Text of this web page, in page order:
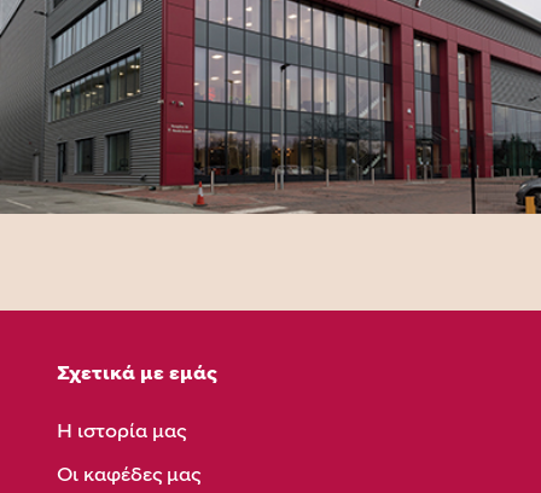
Σχετικά με εμάς
Η ιστορία μας
Οι καφέδες μας